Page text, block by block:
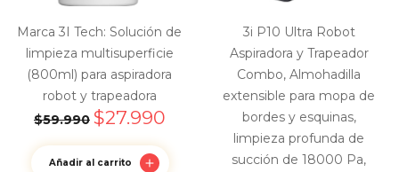
Marca 3I Tech: Solución de
limpieza multisuperficie
(800ml) para aspiradora
robot y trapeadora
$59.990 $27.990
Añadir al carrito
3i P10 Ultra Robot
Aspiradora y Trapeador
Combo, Almohadilla
extensible para mopa de
bordes y esquinas,
limpieza profunda de
succión de 18000 Pa,